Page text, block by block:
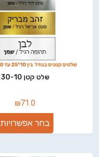
שלט קטן 30-10
₪71.0
בחר אפשרויות